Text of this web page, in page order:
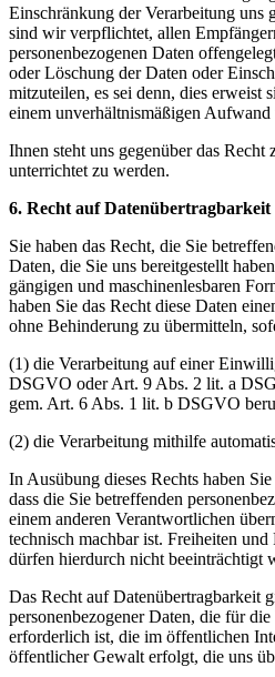
Einschränkung der Verarbeitung uns
sind wir verpflichtet, allen
personenbezogenen Daten
oder Löschung der Daten oder
mitzuteilen, es sei denn, dies erweist
einem unverhältnismäßigen Aufwand
Ihnen steht uns gegenüber das Recht
unterrichtet zu werden.
6. Recht auf Datenübertragbarkeit
Sie haben das Recht, die Sie
Daten, die Sie uns bereitgestellt
gängigen und maschinenlesbaren
haben Sie das Recht diese Daten
ohne Behinderung zu übermitteln,
(1) die Verarbeitung auf einer
DSGVO oder Art. 9 Abs. 2 lit. a
gem. Art. 6 Abs. 1 lit. b DSGVO
(2) die Verarbeitung mithilfe
In Ausübung dieses Rechts haben
dass die Sie betreffenden
einem anderen Verantwortlichen
technisch machbar ist. Freiheiten und
dürfen hierdurch nicht beeinträchtigt
Das Recht auf Datenübertragbarkeit
personenbezogener Daten, die für
erforderlich ist, die im öffentlichen
öffentlicher Gewalt erfolgt, die uns